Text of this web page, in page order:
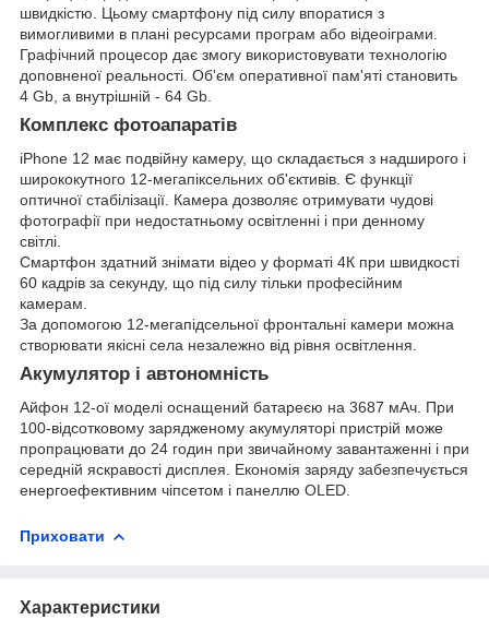
швидкістю. Цьому смартфону під силу впоратися з
вимогливими в плані ресурсами програм або відеоіграми.
Графічний процесор дає змогу використовувати технологію
доповненої реальності. Об'єм оперативної пам'яті становить
4 Gb, а внутрішній - 64 Gb.
Комплекс фотоапаратів
iPhone 12 має подвійну камеру, що складається з надширого і
ширококутного 12-мегапіксельних об'єктивів. Є функції
оптичної стабілізації. Камера дозволяє отримувати чудові
фотографії при недостатньому освітленні і при денному
світлі.
Смартфон здатний знімати відео у форматі 4К при швидкості
60 кадрів за секунду, що під силу тільки професійним
камерам.
За допомогою 12-мегапідсельної фронтальні камери можна
створювати якісні села незалежно від рівня освітлення.
Акумулятор і автономність
Айфон 12-ої моделі оснащений батареєю на 3687 мАч. При
100-відсотковому зарядженому акумуляторі пристрій може
пропрацювати до 24 годин при звичайному завантаженні і при
середній яскравості дисплея. Економія заряду забезпечується
енергоефективним чіпсетом і панеллю OLED.
Приховати
Характеристики